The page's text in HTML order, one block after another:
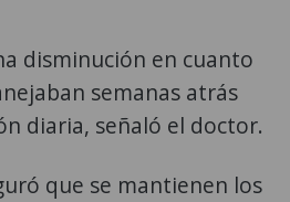
disminución en cuanto
semanas atrás
diaria, señaló el doctor.
que se mantienen los